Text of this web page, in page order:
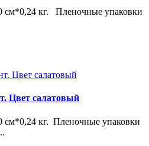
см*0,24 кг. Пленочные упаковки
Цвет салатовый
см*0,24 кг. Пленочные упаковки